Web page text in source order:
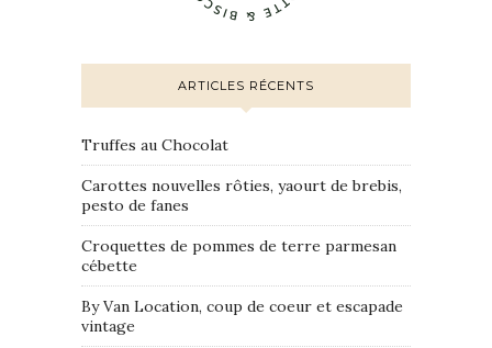
ARTICLES RÉCENTS
Truffes au Chocolat
Carottes nouvelles rôties, yaourt de brebis,
pesto de fanes
Croquettes de pommes de terre parmesan
cébette
By Van Location, coup de coeur et escapade
vintage